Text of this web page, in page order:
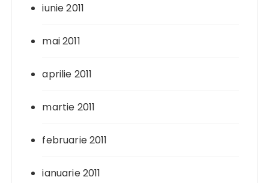
iunie 2011
mai 2011
aprilie 2011
martie 2011
februarie 2011
ianuarie 2011